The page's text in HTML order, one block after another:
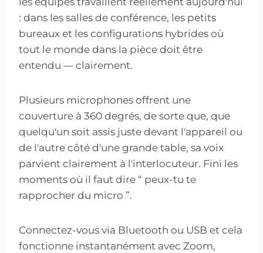
: dans les salles de conférence, les petits
bureaux et les configurations hybrides où
tout le monde dans la pièce doit être
entendu — clairement.
Plusieurs microphones offrent une
couverture à 360 degrés, de sorte que, que
quelqu'un soit assis juste devant l'appareil ou
de l'autre côté d'une grande table, sa voix
parvient clairement à l'interlocuteur. Fini les
moments où il faut dire “ peux-tu te
rapprocher du micro ”.
Connectez-vous via Bluetooth ou USB et cela
fonctionne instantanément avec Zoom,